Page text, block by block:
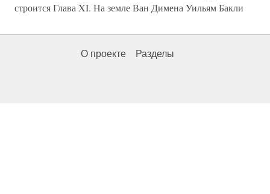
строится Глава XI. На земле Ван Димена Уильям Бакли
О проекте Разделы